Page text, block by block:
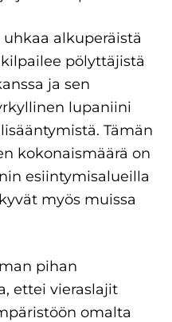
alkuperäistä
pölyttäjistä
ja sen
lupaniini
Tämän
kokonaismäärä on
esiintymisalueilla
myös muissa
pihan
ettei vieraslajit
omalta